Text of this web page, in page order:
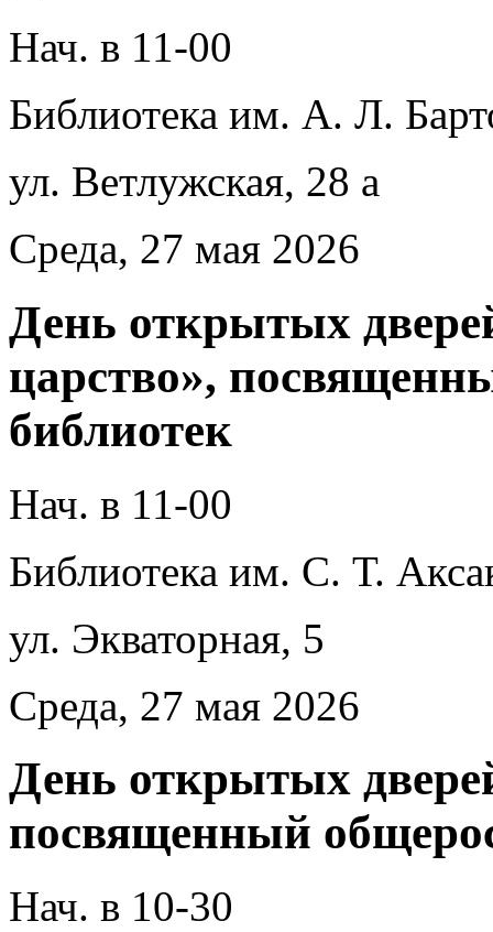
Нач. в 11-00
Библиотека им. А. Л.
ул. Ветлужская, 28 а
Среда, 27 мая 2026
День открытых
царство»,
библиотек
Нач. в 11-00
Библиотека им. С. Т.
ул. Экваторная, 5
Среда, 27 мая 2026
День открытых
посвященный
Нач. в 10-30